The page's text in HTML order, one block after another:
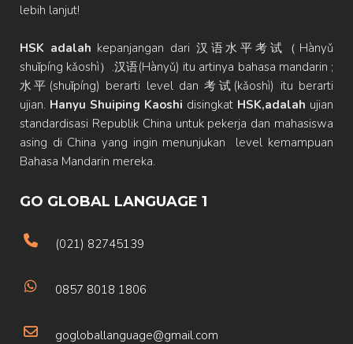
lebih lanjut!
HSK adalah kepanjangan dari 汉语水平考试（Hànyǔ
shuǐpíng kǎoshì）.汉语(Hànyǔ) itu artinya bahasa mandarin ;
水平(shuǐpíng) berarti level dan 考试(kǎoshì) itu berarti
ujian. Hanyu Shuiping Kaoshi disingkat HSK,adalah ujian
standardisasi Republik China untuk pekerja dan mahasiswa
asing di China yang ingin menunjukan level kemampuan
Bahasa Mandarin mereka.
GO GLOBAL LANGUAGE 1
(021) 82745139
0857 8018 1806
gogloballanguage@gmail.com